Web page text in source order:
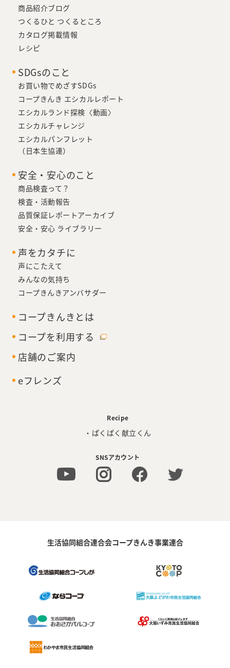
商品紹介ブログ
つくるひと つくるところ
カタログ掲載情報
レシピ
SDGsのこと
お買い物でめざすSDGs
コープきんき エシカルレポート
エシカルランド探検〈動画〉
エシカルチャレンジ
エシカルパンフレット
（日本生協連）
安全・安心のこと
商品検査って？
検査・活動報告
品質保証レポートアーカイブ
安全・安心 ライブラリー
声をカタチに
声にこたえて
みんなの気持ち
コープきんきアンバサダー
コープきんきとは
コープを利用する
店舗のご案内
eフレンズ
Recipe
・ぱくぱく献立くん
SNSアカウント
生活協同組合連合会コープきんき事業連合